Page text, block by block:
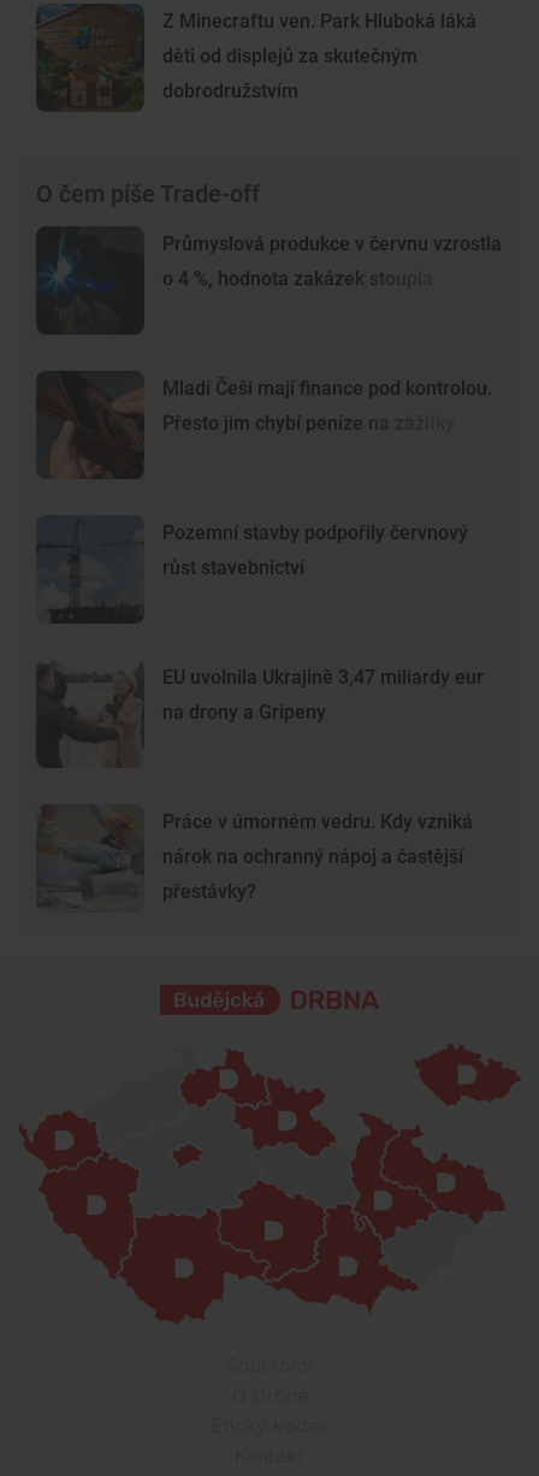
Z Minecraftu ven. Park Hluboká láká
děti od displejů za skutečným
dobrodružstvím
O čem píše Trade-off
Průmyslová produkce v červnu vzrostla
o 4 %, hodnota zakázek stoupla
Mladí Češi mají finance pod kontrolou.
Přesto jim chybí peníze na zážitky
Pozemní stavby podpořily červnový
růst stavebnictví
EU uvolnila Ukrajině 3,47 miliardy eur
na drony a Gripeny
Práce v úmorném vedru. Kdy vzniká
nárok na ochranný nápoj a častější
přestávky?